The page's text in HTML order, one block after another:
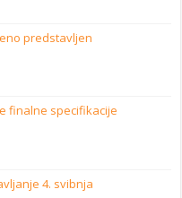
predstavljen
finalne specifikacije
4. svibnja